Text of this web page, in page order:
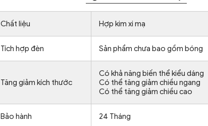
Chất liệu Hợp kim xi mạ
Tích hợp đèn Sản phẩm chưa bao gồm bóng
Tăng giảm kích thước
Có khả năng biến thể kiểu dáng
Có thể tăng giảm chiều ngang
Có thể tăng giảm chiều cao
Bảo hành 24 Tháng